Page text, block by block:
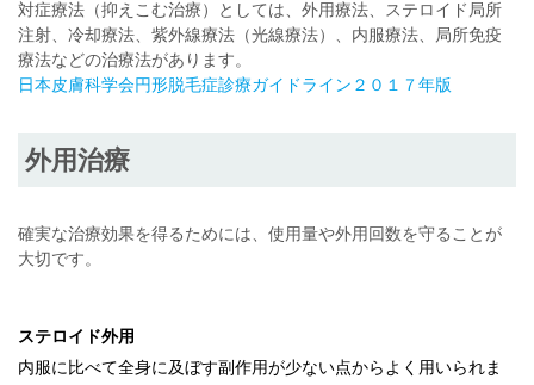
対症療法（抑えこむ治療）としては、外用療法、ステロイド局所
注射、冷却療法、紫外線療法（光線療法）、内服療法、局所免疫
療法などの治療法があります。
日本皮膚科学会円形脱毛症診療ガイドライン２０１７年版
外用治療
確実な治療効果を得るためには、使用量や外用回数を守ることが
大切です。
ステロイド外用
内服に比べて全身に及ぼす副作用が少ない点からよく用いられま